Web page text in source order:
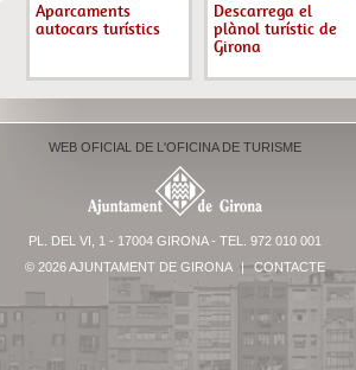
Aparcaments
autocars turístics
Descarrega el
plànol turístic de
Girona
WEB OFICIAL DE L'OFICINA DE TURISME
PL. DEL VI, 1 - 17004 GIRONA - TEL. 972 010 001
© 2026 AJUNTAMENT DE GIRONA | CONTACTE